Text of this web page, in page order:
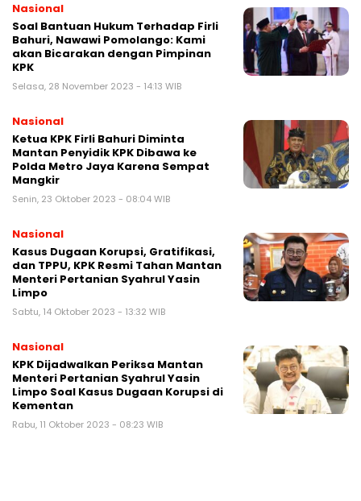
Nasional
Soal Bantuan Hukum Terhadap Firli
Bahuri, Nawawi Pomolango: Kami
akan Bicarakan dengan Pimpinan
KPK
Selasa, 28 November 2023 - 14:13 WIB
Nasional
Ketua KPK Firli Bahuri Diminta
Mantan Penyidik KPK Dibawa ke
Polda Metro Jaya Karena Sempat
Mangkir
Senin, 23 Oktober 2023 - 08:04 WIB
Nasional
Kasus Dugaan Korupsi, Gratifikasi,
dan TPPU, KPK Resmi Tahan Mantan
Menteri Pertanian Syahrul Yasin
Limpo
Sabtu, 14 Oktober 2023 - 13:32 WIB
Nasional
KPK Dijadwalkan Periksa Mantan
Menteri Pertanian Syahrul Yasin
Limpo Soal Kasus Dugaan Korupsi di
Kementan
Rabu, 11 Oktober 2023 - 08:23 WIB